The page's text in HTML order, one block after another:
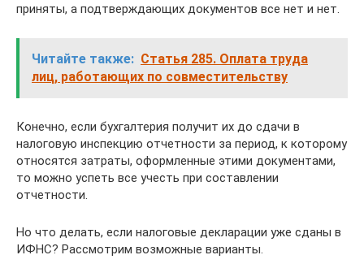
приняты, а подтверждающих документов все нет и нет.
Читайте также: Статья 285. Оплата труда
лиц, работающих по совместительству
Конечно, если бухгалтерия получит их до сдачи в
налоговую инспекцию отчетности за период, к которому
относятся затраты, оформленные этими документами,
то можно успеть все учесть при составлении
отчетности.
Но что делать, если налоговые декларации уже сданы в
ИФНС? Рассмотрим возможные варианты.